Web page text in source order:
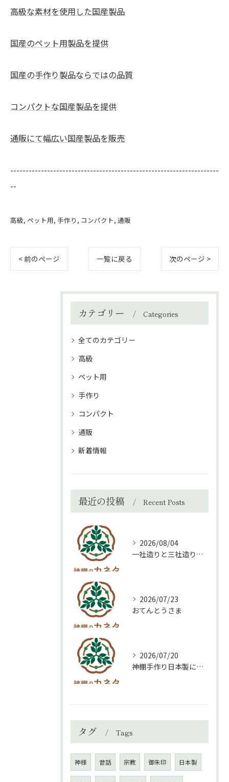
高級な素材を使用した国産製品
国産のペット用製品を提供
国産の手作り製品ならではの品質
コンパクトな国産製品を提供
通販にて幅広い国産製品を販売
--------------------------------------------------------------------
--
高級 ペット用 手作り コンパクト 通販
< 前のページ 一覧に戻る 次のページ >
カテゴリー Categories
全てのカテゴリー
高級
ペット用
手作り
コンパクト
通販
新着情報
最近の投稿 Recent Posts
2026/08/04
一社造りと三社造り、どちらを選ぶべき？
2026/07/23
おてんとうさま
2026/07/20
神棚手作り日本製について
タグ Tags
神様 昔話 宗教 御朱印 日本製